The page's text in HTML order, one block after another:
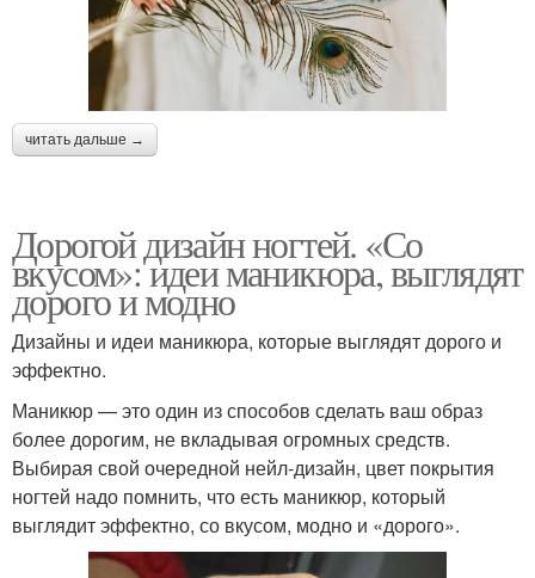
читать дальше →
Дорогой дизайн ногтей. «Со
вкусом»: идеи маникюра, выглядят
дорого и модно
Дизайны и идеи маникюра, которые выглядят дорого и
эффектно.
Маникюр — это один из способов сделать ваш образ
более дорогим, не вкладывая огромных средств.
Выбирая свой очередной нейл-дизайн, цвет покрытия
ногтей надо помнить, что есть маникюр, который
выглядит эффектно, со вкусом, модно и «дорого».